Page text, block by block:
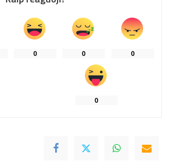
0 0 0
0